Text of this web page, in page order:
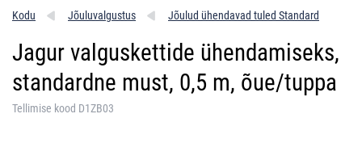
Kodu Jõuluvalgustus Jõulud ühendavad tuled Standard
Jagur valguskettide ühendamiseks,
standardne must, 0,5 m, õue/tuppa
Tellimise kood D1ZB03